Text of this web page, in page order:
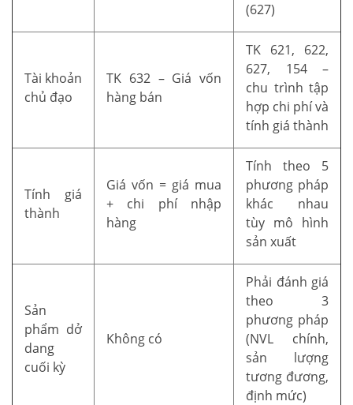
(627)
Tài khoản
chủ đạo
TK 632 – Giá vốn
hàng bán
TK 621, 622,
627, 154 –
chu trình tập
hợp chi phí và
tính giá thành
Tính giá
thành
Giá vốn = giá mua
+ chi phí nhập
hàng
Tính theo 5
phương pháp
khác nhau
tùy mô hình
sản xuất
Sản
phẩm dở
dang
cuối kỳ
Không có
Phải đánh giá
theo 3
phương pháp
(NVL chính,
sản lượng
tương đương,
định mức)